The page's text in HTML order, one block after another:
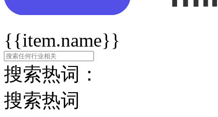
{{item.name}}
搜索热词：
搜索热词